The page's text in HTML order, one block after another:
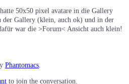
50x50 pixel avatare in die Gallery
der Gallery (klein, auch ok) und in der
war die >Forum< Ansicht auch klein!
Phantomacs.
to join the conversation.